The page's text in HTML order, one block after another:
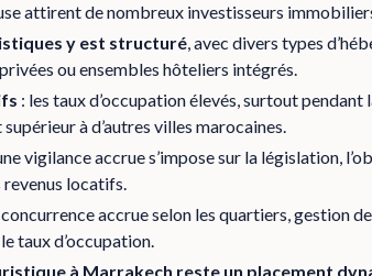
attirent de nombreux investisseurs
y est structuré, avec divers types
ou ensembles hôteliers intégrés.
: les taux d’occupation élevés, surtout pendant
à d’autres villes marocaines.
vigilance accrue s’impose sur la législation,
locatifs.
concurrence accrue selon les quartiers, gestion
taux d’occupation.
à Marrakech reste un placement